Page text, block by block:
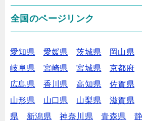
全国のページリンク
愛知県 愛媛県 茨城県 岡山県
岐阜県
宮崎県 宮城県 京都府
広島県
香川県 高知県 佐賀県
山形県
山口県 山梨県 滋賀県
県
新潟県 神奈川県 青森県